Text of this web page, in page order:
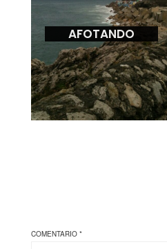
AFOTANDO
COMENTARIO *